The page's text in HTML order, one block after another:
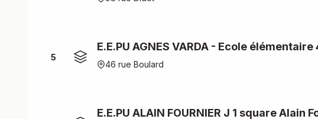
5
E.E.PU AGNES VARDA - Ecole
46 rue Boulard
E.E.PU ALAIN FOURNIER J 1 square Alain